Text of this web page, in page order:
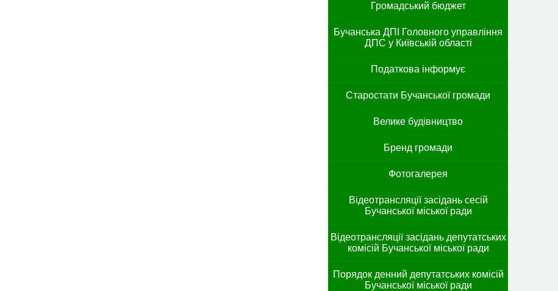
Громадський бюджет
Бучанська ДПІ Головного управління
ДПС у Київській області
Податкова інформує
Старостати Бучанської громади
Велике будівництво
Бренд громади
Фотогалерея
Відеотрансляції засідань сесій
Бучанської міської ради
Відеотрансляції засідань депутатських
комісій Бучанської міської ради
Порядок денний депутатських комісій
Бучанської міської ради